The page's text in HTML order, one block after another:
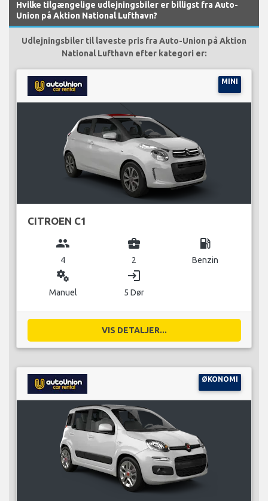
Hvilke tilgængelige udlejningsbiler er billigst fra Auto-
Union på Aktion National Lufthavn?
Udlejningsbiler til laveste pris fra Auto-Union på Aktion
National Lufthavn efter kategori er:
MINI
CITROEN C1
group
4
business_center
2
local_gas_station
Benzin
miscellaneous_services
Manuel
login
5 Dør
VIS DETALJER...
ØKONOMI